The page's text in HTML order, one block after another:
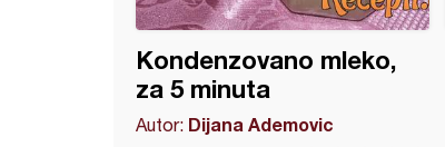
Kondenzovano mleko,
za 5 minuta
Autor: Dijana Ademovic